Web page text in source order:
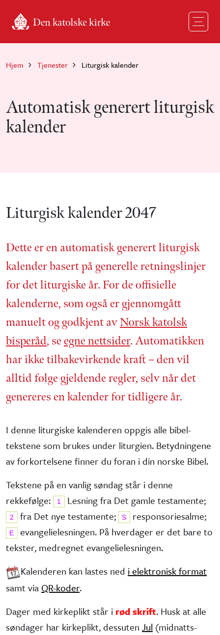
Hjem Tjenester Liturgisk kalender
Automatisk generert liturgisk
kalender
Liturgisk kalender 2047
Dette er en automatisk generert liturgisk
kalender basert på generelle retnings­linjer
for det liturgiske år. For de offisielle
kalenderne, som også er gjennom­gått
manuelt og godkjent avNorsk katolsk
bisperåd, se egne nettsider. Automatikken
har ikke tilbake­virkende kraft – den vil
alltid følge gjeldende regler, selv når det
genereres en kalender for tidligere år.
I denne liturgiske kalenderen oppgis alle bibel­
tekstene som brukes under liturgien. Betydningene
av forkortelsene finner du foran i din norske Bibel.
Tekstene på en vanlig søndag står i denne
rekkefølge:
1 Lesning fra Det gamle testa­mente;
2 fra Det nye testa­mente; S responsorie­salme;
E
evangelie­lesningen. På hverdager er det bare to
tekster, medregnet evangelielesningen.
Kalenderen kan lastes ned i elektronisk format
samt via QR-koder.
Dager med kirkeplikt står i rød skrift. Husk at alle
søndager har kirke­plikt, dessuten Jul (midnatts­